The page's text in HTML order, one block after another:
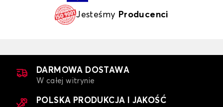
Jesteśmy Producenci
DARMOWA DOSTAWA
W całej witrynie
POLSKA PRODUKCJA I JAKOŚĆ